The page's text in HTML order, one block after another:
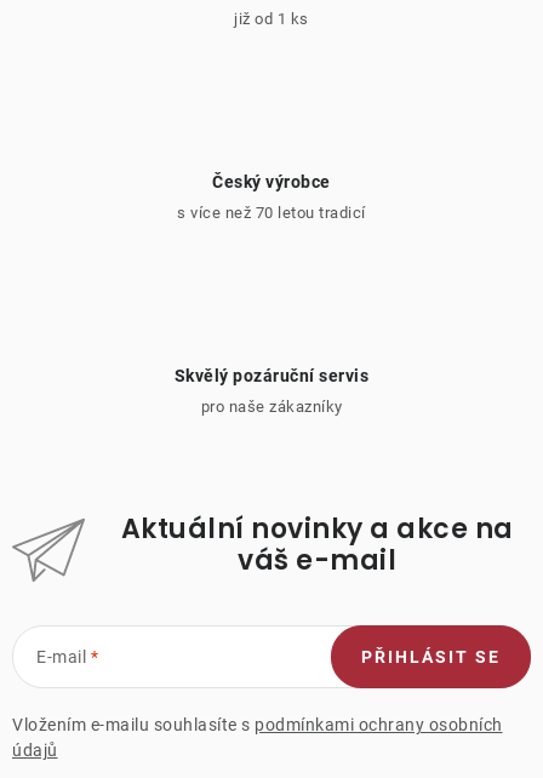
již od 1 ks
Český výrobce
s více než 70 letou tradicí
Skvělý pozáruční servis
pro naše zákazníky
Aktuální novinky a akce na
váš e-mail
E-mail
Vložením e-mailu souhlasíte s podmínkami ochrany osobních
údajů
PŘIHLÁSIT SE